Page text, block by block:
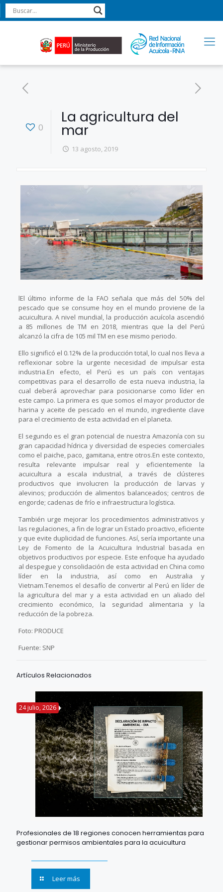
0
La agricultura del
mar
13 agosto, 2019
lEl último informe de la FAO señala que más del 50% del
pescado que se consume hoy en el mundo proviene de la
acuicultura. A nivel mundial, la producción acuícola ascendió
a 85 millones de TM en 2018, mientras que la del Perú
alcanzó la cifra de 105 mil TM en ese mismo periodo.
Ello significó el 0.12% de la producción total, lo cual nos lleva a
reflexionar sobre la urgente necesidad de impulsar esta
industria.En efecto, el Perú es un país con ventajas
competitivas para el desarrollo de esta nueva industria, la
cual deberá aprovechar para posicionarse como líder en
este campo. La primera es que somos el mayor productor de
harina y aceite de pescado en el mundo, ingrediente clave
para el crecimiento de esta actividad en el planeta.
El segundo es el gran potencial de nuestra Amazonía con su
gran capacidad hídrica y diversidad de especies comerciales
como el paiche, paco, gamitana, entre otros.En este contexto,
resulta relevante impulsar real y eficientemente la
acuicultura a escala industrial, a través de clústeres
productivos que involucren la producción de larvas y
alevinos; producción de alimentos balanceados; centros de
engorde; cadenas de frío e infraestructura logística.
También urge mejorar los procedimientos administrativos y
las regulaciones, a fin de lograr un Estado proactivo, eficiente
y que evite duplicidad de funciones. Así, sería importante una
Ley de Fomento de la Acuicultura Industrial basada en
objetivos productivos por especie. Este enfoque ha ayudado
al despegue y consolidación de esta actividad en China como
líder en la industria, así como en Australia y
Vietnam.Tenemos el desafío de convertir al Perú en líder de
la agricultura del mar y a esta actividad en un aliado del
crecimiento económico, la seguridad alimentaria y la
reducción de la pobreza.
Foto: PRODUCE
Fuente: SNP
Artículos Relacionados
24 julio, 2026
Profesionales de 18 regiones conocen herramientas para
gestionar permisos ambientales para la acuicultura
Leer más